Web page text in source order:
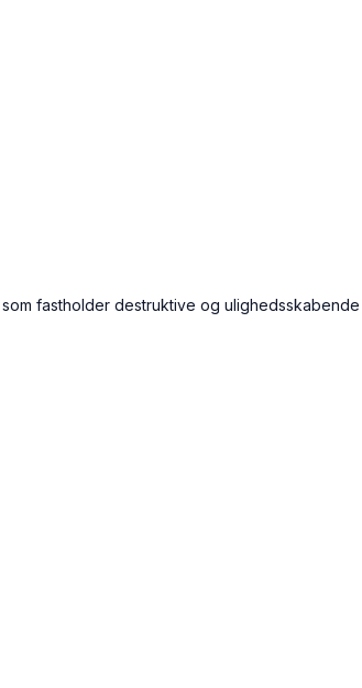
fastholder destruktive og ulighedsskabende